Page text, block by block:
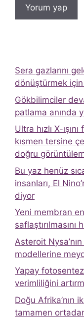
Sera gazlarını
dönüştürmek
Gökbilimciler
patlama anında
Ultra hızlı X-
kısmen tersine
doğru
Bu yaz henüz
insanları, El
diyor
Yeni membran
saflaştırılmasını
Asteroit
modellerine
Yapay
verimliliğini
Doğu Afrika’nın
tamamen